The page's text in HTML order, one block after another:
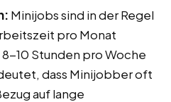
Minijobs sind in der Regel
pro Monat
10 Stunden pro Woche
dass Minijobber oft
auf lange